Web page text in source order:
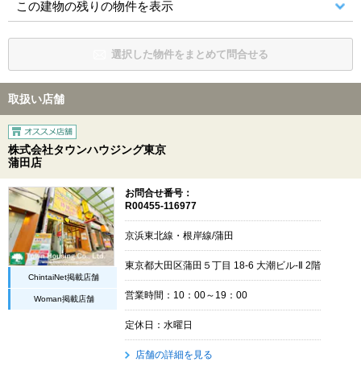
この建物の残りの物件を表示
選択した物件をまとめて問合せる
取扱い店舗
株式会社タウンハウジング東京
蒲田店
ChintaiNet掲載店舗
Woman掲載店舗
お問合せ番号：
R00455-116977
京浜東北線・根岸線/蒲田
東京都大田区蒲田５丁目 18-6 大潮ビル-Ⅱ 2階
営業時間：10：00～19：00
定休日：水曜日
店舗の詳細を見る